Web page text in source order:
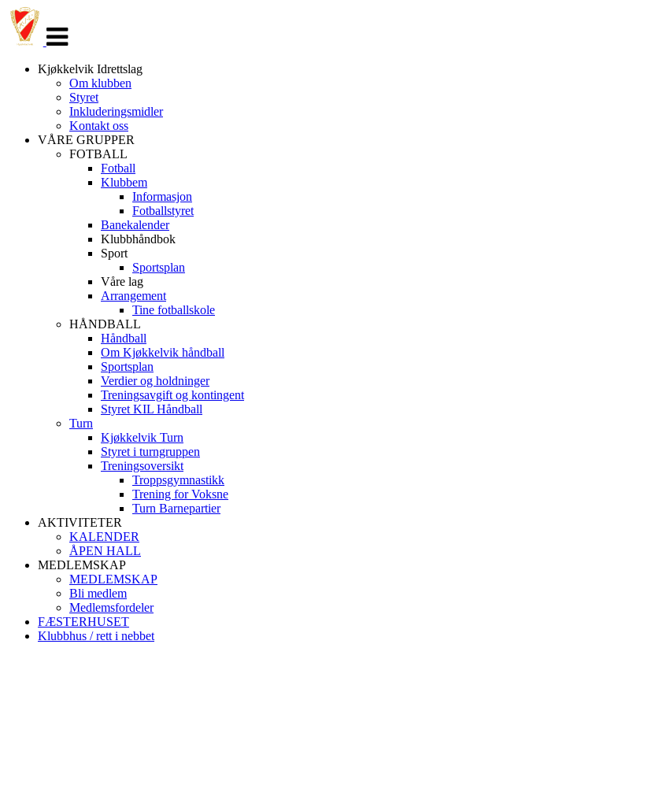
navigasjon
Kjøkkelvik Idrettslag
Om klubben
Styret
Inkluderingsmidler
Kontakt oss
VÅRE GRUPPER
FOTBALL
Fotball
Klubbem
Informasjon
Fotballstyret
Banekalender
Klubbhåndbok
Sport
Sportsplan
Våre lag
Arrangement
Tine fotballskole
HÅNDBALL
Håndball
Om Kjøkkelvik håndball
Sportsplan
Verdier og holdninger
Treningsavgift og kontingent
Styret KIL Håndball
Turn
Kjøkkelvik Turn
Styret i turngruppen
Treningsoversikt
Troppsgymnastikk
Trening for Voksne
Turn Barnepartier
AKTIVITETER
KALENDER
ÅPEN HALL
MEDLEMSKAP
MEDLEMSKAP
Bli medlem
Medlemsfordeler
FÆSTERHUSET
Klubbhus / rett i nebbet